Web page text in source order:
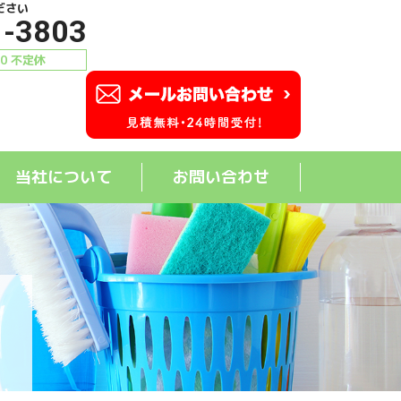
さい
3803
不定休
当社について お問い合わせ